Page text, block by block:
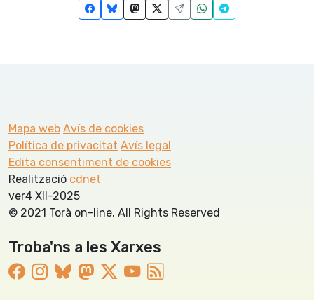
Mapa web Avís de cookies
Política de privacitat Avís legal
Edita consentiment de cookies
Realització cdnet
ver4 XII-2025
© 2021 Torà on-line. All Rights Reserved
Troba'ns a les Xarxes